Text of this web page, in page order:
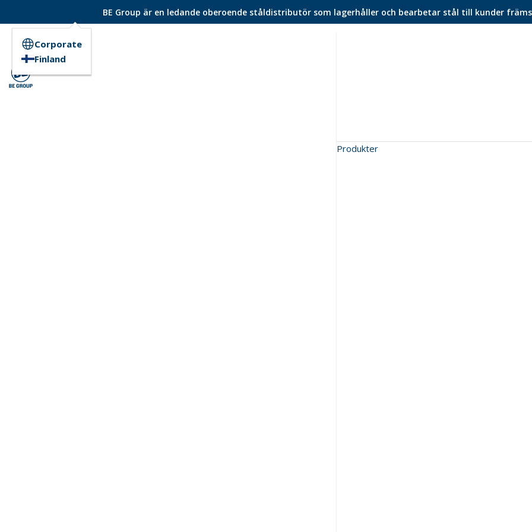
BE Group är en ledande oberoende ståldistributör som lagerhåller och bearbetar stål till kunder
Produkter
Corporate
Finland